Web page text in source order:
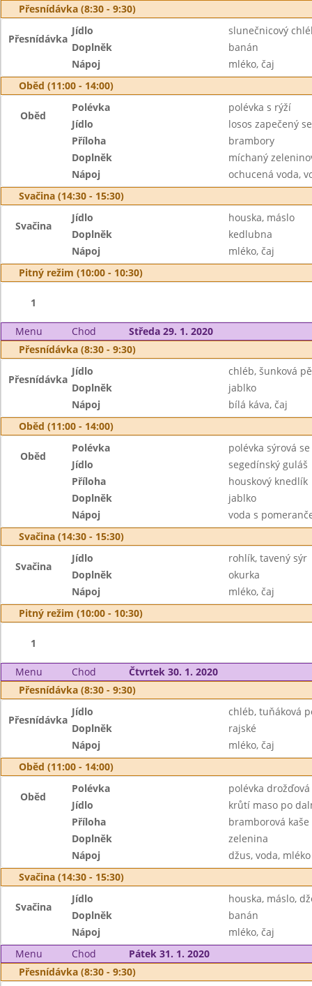
Přesnídávka (8:30 - 9:30)
Přesnídávka
Jídlo
slunečnicový
Doplněk
banán
Nápoj
mléko, čaj
Oběd (11:00 - 14:00)
Oběd
Polévka
polévka s rýží
Jídlo
losos zapečený
Příloha
brambory
Doplněk
míchaný
Nápoj
ochucená voda,
Svačina (14:30 - 15:30)
Svačina
Jídlo
houska, máslo
Doplněk
kedlubna
Nápoj
mléko, čaj
Pitný režim (10:00 - 10:30)
1
Menu Chod
Středa 29. 1. 2020
Přesnídávka (8:30 - 9:30)
Přesnídávka
Jídlo
chléb, šunková
Doplněk
jablko
Nápoj
bílá káva, čaj
Oběd (11:00 - 14:00)
Oběd
Polévka
polévka sýrová
Jídlo
segedínský guláš
Příloha
houskový knedlík
Doplněk
jablko
Nápoj
voda s
Svačina (14:30 - 15:30)
Svačina
Jídlo
rohlík, tavený sýr
Doplněk
okurka
Nápoj
mléko, čaj
Pitný režim (10:00 - 10:30)
1
Menu Chod
Čtvrtek 30. 1. 2020
Přesnídávka (8:30 - 9:30)
Přesnídávka
Jídlo
chléb, tuňáková
Doplněk
rajské
Nápoj
mléko, čaj
Oběd (11:00 - 14:00)
Oběd
Polévka
polévka drožďová
Jídlo
krůtí maso po
Příloha
bramborová kaše
Doplněk
zelenina
Nápoj
džus, voda, mléko
Svačina (14:30 - 15:30)
Svačina
Jídlo
houska, máslo,
Doplněk
banán
Nápoj
mléko, čaj
Menu
Chod
Pátek 31. 1. 2020
Přesnídávka (8:30 - 9:30)